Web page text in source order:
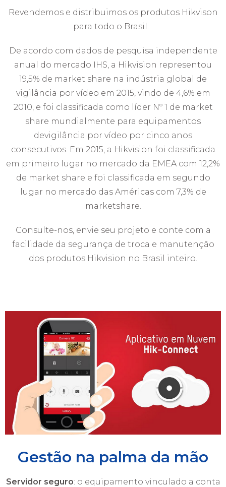
Revendemos e distribuimos os produtos Hikvison
para todo o Brasil.
De acordo com dados de pesquisa independente
anual do mercado IHS, a Hikvision representou
19,5% de market share na indústria global de
vigilância por vídeo em 2015, vindo de 4,6% em
2010, e foi classificada como líder Nº 1 de market
share mundialmente para equipamentos
devigilância por vídeo por cinco anos
consecutivos. Em 2015, a Hikvision foi classificada
em primeiro lugar no mercado da EMEA com 12,2%
de market share e foi classificada em segundo
lugar no mercado das Américas com 7,3% de
marketshare.
Consulte-nos, envie seu projeto e conte com a
facilidade da segurança de troca e manutenção
dos produtos Hikvision no Brasil inteiro.
Gestão na palma da mão
Servidor seguro: o equipamento vinculado a conta